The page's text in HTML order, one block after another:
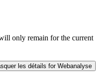
only remain for the current
les détails for Webanalyse